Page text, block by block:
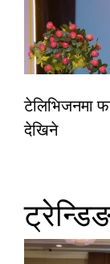
टेलिभिजनमा
देखिने